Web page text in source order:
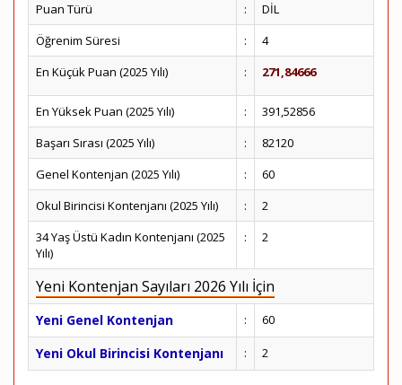
Puan Türü
:
DİL
Öğrenim Süresi
:
4
En Küçük Puan (2025 Yılı)
: 271,84666
En Yüksek Puan (2025 Yılı) :
391,52856
Başarı Sırası (2025 Yılı)
:
82120
Genel Kontenjan (2025 Yılı)
:
60
Okul Birincisi Kontenjanı (2025 Yılı)
:
2
34 Yaş Üstü Kadın Kontenjanı (2025
Yılı)
: 2
Yeni Kontenjan Sayıları 2026 Yılı İçin
Yeni Genel Kontenjan : 60
Yeni Okul Birincisi Kontenjanı : 2